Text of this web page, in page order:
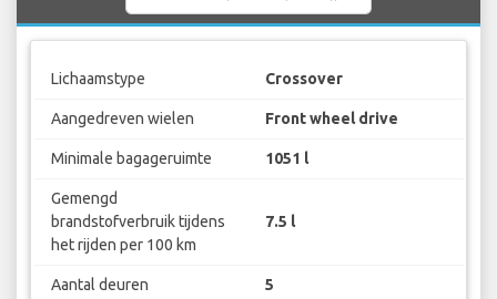
Lichaamstype Crossover
Aangedreven wielen Front wheel drive
Minimale bagageruimte 1051 l
Gemengd
brandstofverbruik tijdens
het rijden per 100 km
7.5 l
Aantal deuren 5